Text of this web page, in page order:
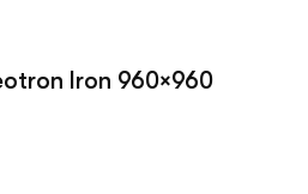
Iron 960×960